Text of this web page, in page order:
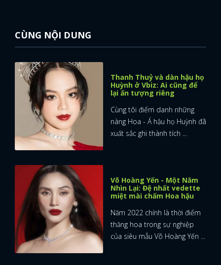
CÙNG NỘI DUNG
Thanh Thuỷ và dàn hậu họ
Huỳnh ở Vbiz: Ai cũng để
lại ấn tượng riêng
Cùng tôi điểm danh những
nàng Hoa - Á hậu họ Huỳnh đã
xuất sắc ghi thành tích ...
Võ Hoàng Yến - Một Năm
Nhìn Lại: Đệ nhất vedette
miệt mài chấm Hoa hậu
Năm 2022 chính là thời điểm
thăng hoa trong sự nghiệp
của siêu mẫu Võ Hoàng Yến ...